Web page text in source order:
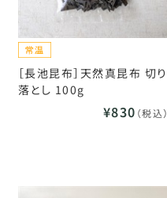
［長池昆布］天然真昆布 切り
落とし 100g
¥830 （税込）